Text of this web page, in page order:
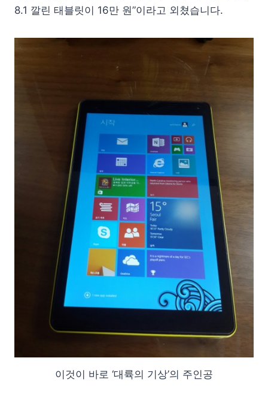
8.1 깔린 태블릿이 16만 원”이라고 외쳤습니다.
이것이 바로 ‘대륙의 기상’의 주인공